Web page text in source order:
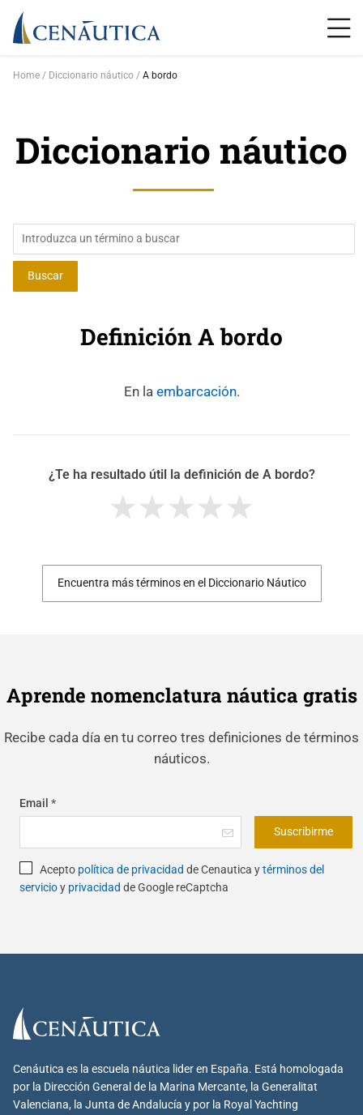
Home Diccionario náutico A bordo
Diccionario náutico
Definición A bordo
En la embarcación.
¿Te ha resultado útil la definición de A bordo?
Encuentra más términos en el Diccionario Náutico
Aprende nomenclatura náutica gratis
Recibe cada día en tu correo tres definiciones de términos
náuticos.
Email *
Suscribirme
Acepto política de privacidad de Cenautica ytérminos del
servicioy privacidad de Google reCaptcha
Cenáutica es la escuela náutica lider en España. Está homologada
por la Dirección General de la Marina Mercante, la Generalitat
Valenciana, la Junta de Andalucía y por la Royal Yachting